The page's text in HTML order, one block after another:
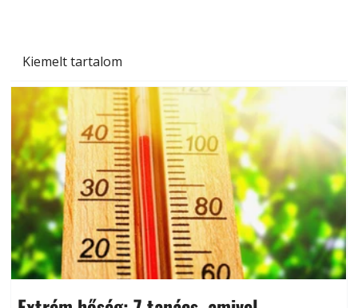
Kiemelt tartalom